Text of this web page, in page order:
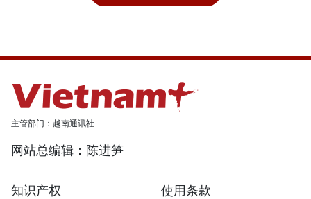
主管部门：越南通讯社
网站总编辑：陈进笋
知识产权
使用条款